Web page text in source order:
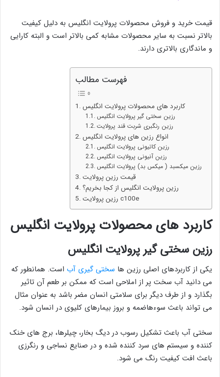
قیمت خرید و فروش محصولات پرولایت انگلیس به دلیل کیفیت
بالاتر نسبت به سایر محصولات مشابه کمی بالاتر است و البته کارایی
و ماندگاری بالاتری دارند.
فهرست مطالب
کاربرد های محصولات پرولایت انگلیس
رزین سختی گیر پرولایت انگلیس
رزین رنگبری شربت قند پرولایت
انواع رزین های پرولایت انگلیس
رزین کاتیونی پرولایت انگلیس
رزین آنیونی پرولایت انگلیس
رزین میکسبد ( میکس بد) پرولایت انگلیس
قیمت رزین پرولایت
رزین پرولایت انگلیس از کجا بخریم؟
رزین پرولایت c100e
کاربرد های محصولات پرولایت انگلیس
رزین سختی گیر پرولایت انگلیس
یکی از کاربردهای اصلی رزین ها سختی گیری آب است. همانطور که
می دانید آب سخت پر از املاحی است که ممکن بر طعم آن تاثیر
بگذارد و از طرف دیگر برای سلامتی انسان مضر باشد به عنوان مثال
می تواند باعث سوءهاضمه و بروز بیمارهای کلیوی در انسان شود.
سختی آب باعث تشکیل رسوب در دیگ بخار، چیلرها، برج های خنک
کننده و سیستم های سرد کننده شده و در صنایع نساجی و رنگرزی
باعث افت کیفیت رنگ می شود.